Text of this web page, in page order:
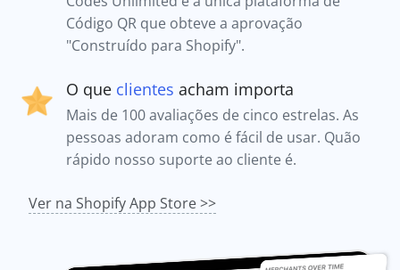
Código QR que obteve a aprovação
"Construído para Shopify".
O que clientes acham importa
Mais de 100 avaliações de cinco estrelas. As
pessoas adoram como é fácil de usar. Quão
rápido nosso suporte ao cliente é.
Ver na Shopify App Store >>